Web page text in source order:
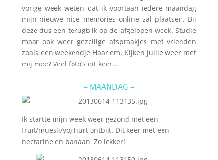
vorige week weten dat ik voortaan iedere maandag
mijn nieuwe nice memories online zal plaatsen. Bij
deze dus een terugblik op de afgelopen week. Studie
maar ook weer gezellige afspraakjes met vrienden
zoals een weekendje Haarlem. Kijken jullie weer met
mij mee? Veel foto’s dit keer…
– MAANDAG –
Ik startte mijn week weer gezond met een
fruit/muesli/yoghurt ontbijt. Dit keer met een
nectarine en banaan. Zo lekker!